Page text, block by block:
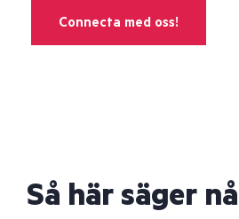
Connecta med oss!
Så här säger